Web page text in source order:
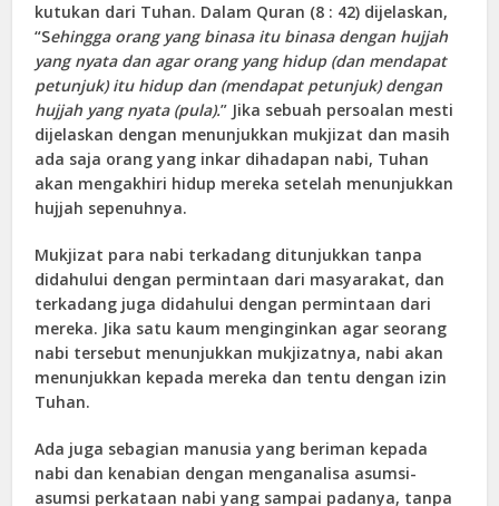
kutukan dari Tuhan. Dalam Quran (8 : 42) dijelaskan,
“Sehingga orang yang binasa itu binasa dengan hujjah
yang nyata dan agar orang yang hidup (dan mendapat
petunjuk) itu hidup dan (mendapat petunjuk) dengan
hujjah yang nyata (pula).” Jika sebuah persoalan mesti
dijelaskan dengan menunjukkan mukjizat dan masih
ada saja orang yang inkar dihadapan nabi, Tuhan
akan mengakhiri hidup mereka setelah menunjukkan
hujjah sepenuhnya.
Mukjizat para nabi terkadang ditunjukkan tanpa
didahului dengan permintaan dari masyarakat, dan
terkadang juga didahului dengan permintaan dari
mereka. Jika satu kaum menginginkan agar seorang
nabi tersebut menunjukkan mukjizatnya, nabi akan
menunjukkan kepada mereka dan tentu dengan izin
Tuhan.
Ada juga sebagian manusia yang beriman kepada
nabi dan kenabian dengan menganalisa asumsi-
asumsi perkataan nabi yang sampai padanya, tanpa